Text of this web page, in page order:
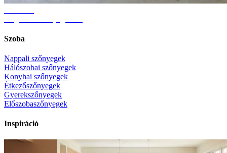
Szoba
Nappali szőnyegek
Hálószobai szőnyegek
Konyhai szőnyegek
Étkezőszőnyegek
Gyerekszőnyegek
Előszobaszőnyegek
Inspiráció